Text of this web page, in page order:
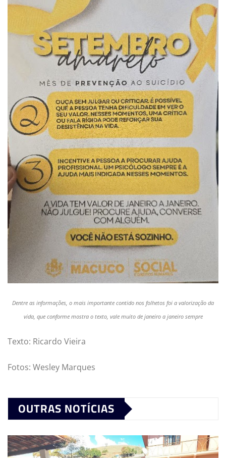
Dentre as informações, o mais importante contido nos folhetos foi a valorização da
vida, que conforme mostra o texto, vale muito de janeiro a janeiro sempre
Texto: Ricardo Vieira
Fotos: Wesley Marques
OUTRAS NOTÍCIAS